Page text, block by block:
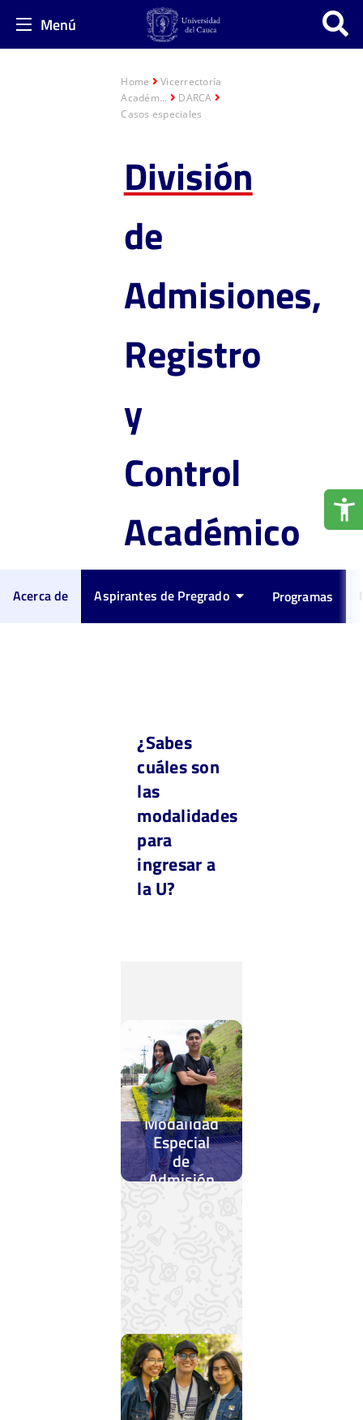
Menú
Home
Vicerrectoría
Académ...
DARCA
Casos especiales
División
de
Admisiones,
Registro
y
Control
Académico
Acerca de Aspirantes de Pregrado Programas
¿Sabes
cuáles son
las
modalidades
para
ingresar a
la U?
Modalidad
Especial
de
Admisión